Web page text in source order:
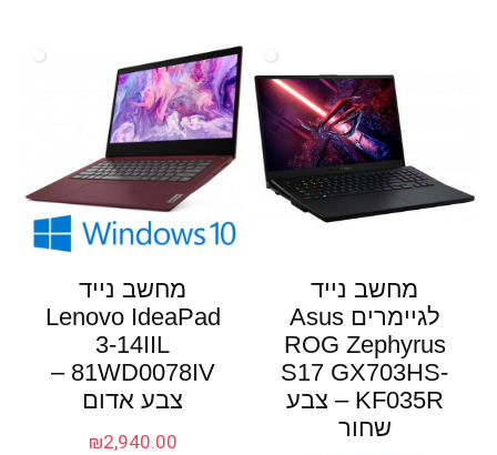
מחשב נייד
לגיימרים Asus
ROG Zephyrus
S17 GX703HS-
KF035R – צבע
שחור
מחשב נייד
Lenovo IdeaPad
3-14IIL
81WD0078IV –
צבע אדום
₪2,940.00